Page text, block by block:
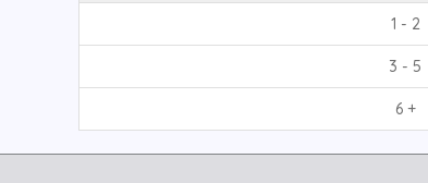
1 - 2
3 - 5
6 +